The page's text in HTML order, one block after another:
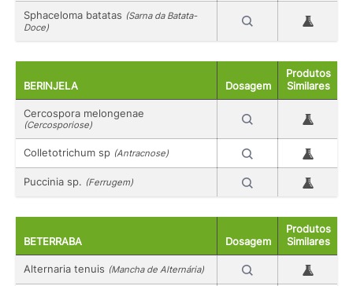
Sphaceloma batatas (Sarna da Batata-
Doce)
BERINJELA Dosagem
Produtos
Similares
Cercospora melongenae
(Cercosporiose)
Colletotrichum sp (Antracnose)
Puccinia sp. (Ferrugem)
BETERRABA Dosagem
Produtos
Similares
Alternaria tenuis (Mancha de Alternária)